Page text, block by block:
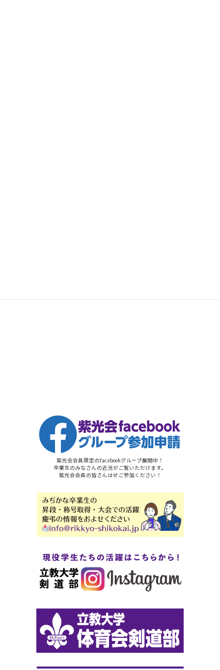
紫光会会員限定のfacebookグループ展開中！
卒業生のみなさんの近況がご覧いただけます。
紫光会会員の皆さんはぜご参加ください！